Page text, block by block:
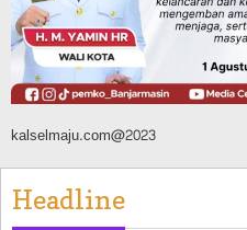
kalselmaju.com@2023
Headline